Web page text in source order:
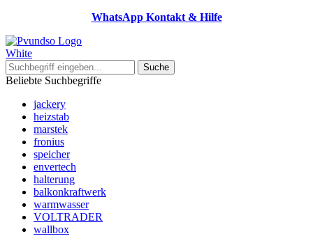
WhatsApp Kontakt & Hilfe
Suche
Beliebte Suchbegriffe
jackery
heizstab
marstek
fronius
speicher
envertech
halterung
balkonkraftwerk
warmwasser
VOLTRADER
wallbox